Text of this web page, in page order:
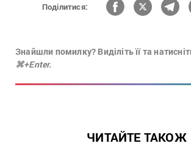
Поділитися:
Знайшли помилку? Виділіть її та
⌘+Enter.
ЧИТАЙТЕ ТАКОЖ